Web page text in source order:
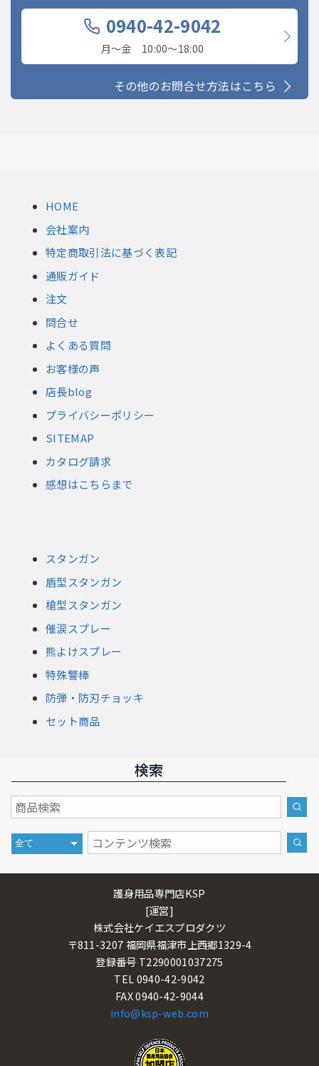
0940-42-9042
月〜金 10:00〜18:00
その他のお問合せ方法はこちら
HOME
会社案内
特定商取引法に基づく表記
通販ガイド
注文
問合せ
よくある質問
お客様の声
店長blog
プライバシーポリシー
SITEMAP
カタログ請求
感想はこちらまで
スタンガン
盾型スタンガン
槍型スタンガン
催涙スプレー
熊よけスプレー
特殊警棒
防弾・防刃チョッキ
セット商品
検索
護身用品専門店KSP
[運営]
株式会社ケイエスプロダクツ
〒811-3207 福岡県福津市上西郷1329-4
登録番号 T2290001037275
TEL 0940-42-9042
FAX 0940-42-9044
info@ksp-web.com